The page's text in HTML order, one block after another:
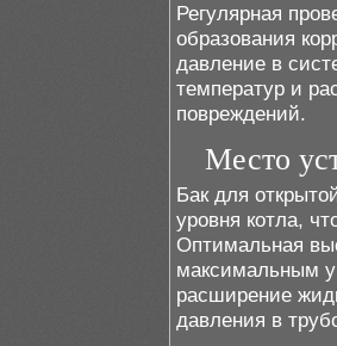
Регулярная
образования
давление в
температур и
повреждений.
Место
Бак для
уровня котла,
Оптимальная
максимальным
расширение
давления в